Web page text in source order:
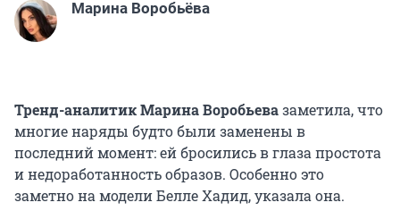
Марина Воробьёва
Тренд-аналитик Марина Воробьевазаметила, что
многие наряды будто были заменены в
последний момент: ей бросились в глаза простота
и недоработанность образов. Особенно это
заметно на модели Белле Хадид, указала она.